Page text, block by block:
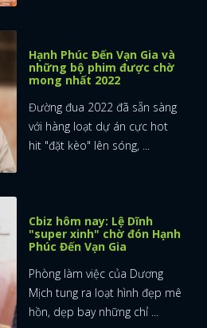
Hạnh Phúc Đến Vạn Gia và
những bộ phim được chờ
mong nhất 2022
Đường đua 2022 đã sẵn sàng
với hàng loạt dự án cực hot
hit "đặt kèo" lên sóng, ...
Cbiz hôm nay: Lệ Dĩnh
"super xinh" chờ đón Hạnh
Phúc Đến Vạn Gia
Phòng làm việc của Dương
Mịch tung ra loạt hình đẹp mê
hồn, dẹp bay những chỉ ...